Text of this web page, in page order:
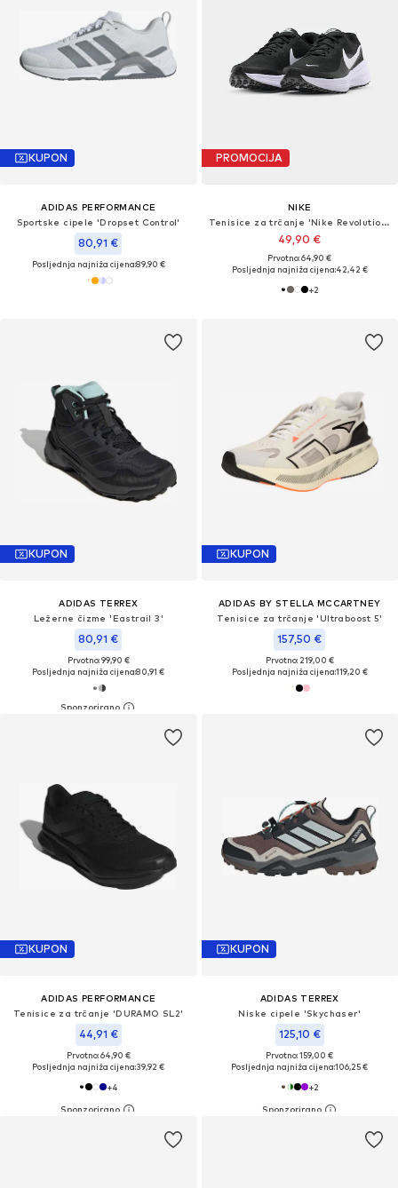
KUPON
ADIDAS PERFORMANCE
Sportske cipele 'Dropset Control'
80,91 €
Posljednja najniža cijena:89,90 €
PROMOCIJA
NIKE
Tenisice za trčanje 'Nike Revolution 8'
49,90 €
Prvotno: 64,90 €
Posljednja najniža cijena:42,42 €
+2
KUPON
ADIDAS TERREX
Ležerne čizme 'Eastrail 3'
80,91 €
Prvotno: 99,90 €
Posljednja najniža cijena:80,91 €
KUPON
ADIDAS BY STELLA MCCARTNEY
Tenisice za trčanje 'Ultraboost 5'
157,50 €
Prvotno: 219,00 €
Posljednja najniža cijena:119,20 €
KUPON
ADIDAS PERFORMANCE
Tenisice za trčanje 'DURAMO SL2'
44,91 €
Prvotno: 64,90 €
Posljednja najniža cijena:39,92 €
+4
KUPON
ADIDAS TERREX
Niske cipele 'Skychaser'
125,10 €
Prvotno: 159,00 €
Posljednja najniža cijena:106,25 €
+2